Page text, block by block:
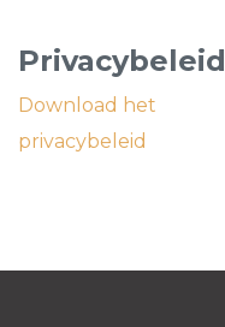
Privacybeleid
Download het
privacybeleid